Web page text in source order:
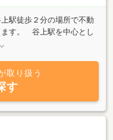
徒歩２分の場所で不動
ます。 谷上駅を中心とし
な業務内容とする会社で
、不動産に関する質問は
駅周辺エリアはぜひ当
取り扱う
す